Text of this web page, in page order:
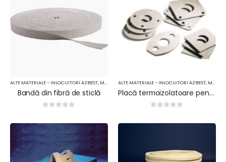
ALTE MATERIALE - INLOCUITORI AZBEST, MATERIALE TERMOIZOLANTE
Bandă din fibră de sticlă
ALTE MATERIALE - INLOCUITORI AZBEST, MATERIALE TERMOIZOLANTE
Placă termoizolatoare pentru etanșare